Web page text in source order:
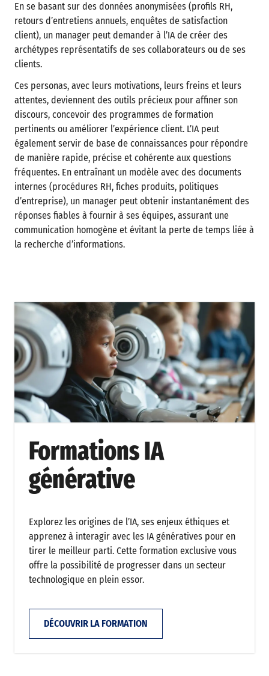
En se basant sur des données anonymisées (profils RH,
retours d’entretiens annuels, enquêtes de satisfaction
client), un manager peut demander à l’IA de créer des
archétypes représentatifs de ses collaborateurs ou de ses
clients.
Ces personas, avec leurs motivations, leurs freins et leurs
attentes, deviennent des outils précieux pour affiner son
discours, concevoir des programmes de formation
pertinents ou améliorer l’expérience client. L’IA peut
également servir de base de connaissances pour répondre
de manière rapide, précise et cohérente aux questions
fréquentes. En entraînant un modèle avec des documents
internes (procédures RH, fiches produits, politiques
d’entreprise), un manager peut obtenir instantanément des
réponses fiables à fournir à ses équipes, assurant une
communication homogène et évitant la perte de temps liée à
la recherche d’informations.
Formations IA
générative
Explorez les origines de l’IA, ses enjeux éthiques et
apprenez à interagir avec les IA génératives pour en
tirer le meilleur parti. Cette formation exclusive vous
offre la possibilité de progresser dans un secteur
technologique en plein essor.
DÉCOUVRIR LA FORMATION